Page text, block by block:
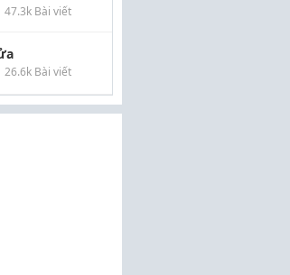
47.3k Bài viết
26.6k Bài viết